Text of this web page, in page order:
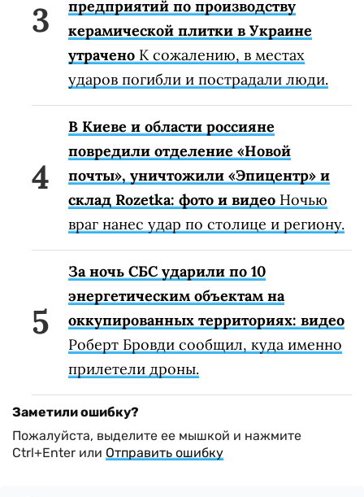
предприятий по производству
керамической плитки в Украине
утрачено К сожалению, в местах
ударов погибли и пострадали люди.
В Киеве и области россияне
повредили отделение «Новой
почты», уничтожили «Эпицентр» и
склад Rozetka: фото и видео Ночью
враг нанес удар по столице и региону.
За ночь СБС ударили по 10
энергетическим объектам на
оккупированных территориях: видео
Роберт Бровди сообщил, куда именно
прилетели дроны.
Заметили ошибку?
Пожалуйста, выделите ее мышкой и нажмите
Ctrl+Enter или Отправить ошибку